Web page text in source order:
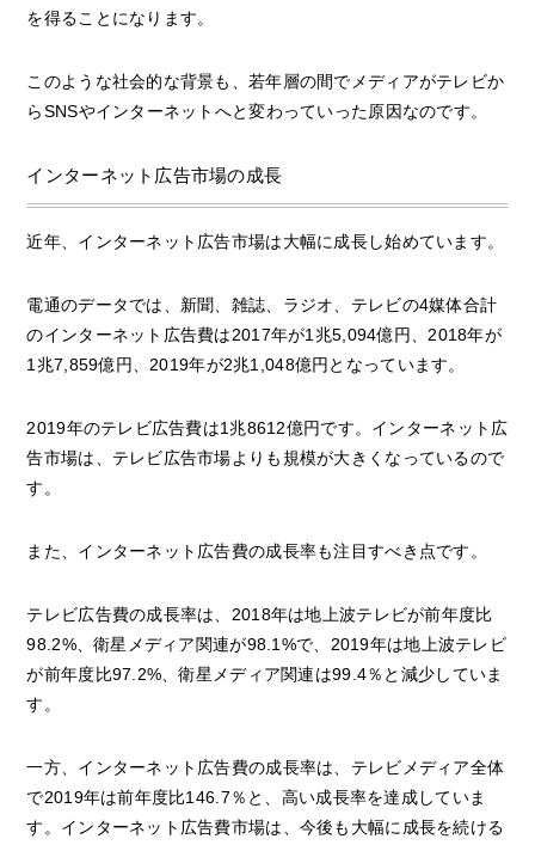
を得ることになります。
このような社会的な背景も、若年層の間でメディアがテレビか
らSNSやインターネットへと変わっていった原因なのです。
インターネット広告市場の成長
近年、インターネット広告市場は大幅に成長し始めています。
電通のデータでは、新聞、雑誌、ラジオ、テレビの4媒体合計
のインターネット広告費は2017年が1兆5,094億円、2018年が
1兆7,859億円、2019年が2兆1,048億円となっています。
2019年のテレビ広告費は1兆8612億円です。インターネット広
告市場は、テレビ広告市場よりも規模が大きくなっているので
す。
また、インターネット広告費の成長率も注目すべき点です。
テレビ広告費の成長率は、2018年は地上波テレビが前年度比
98.2%、衛星メディア関連が98.1%で、2019年は地上波テレビ
が前年度比97.2%、衛星メディア関連は99.4％と減少していま
す。
一方、インターネット広告費の成長率は、テレビメディア全体
で2019年は前年度比146.7％と、高い成長率を達成していま
す。インターネット広告費市場は、今後も大幅に成長を続ける